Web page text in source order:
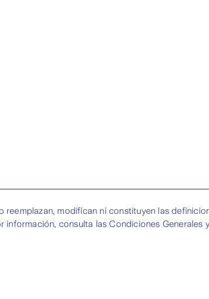
modifican ni constituyen las
consulta las Condiciones Generales y